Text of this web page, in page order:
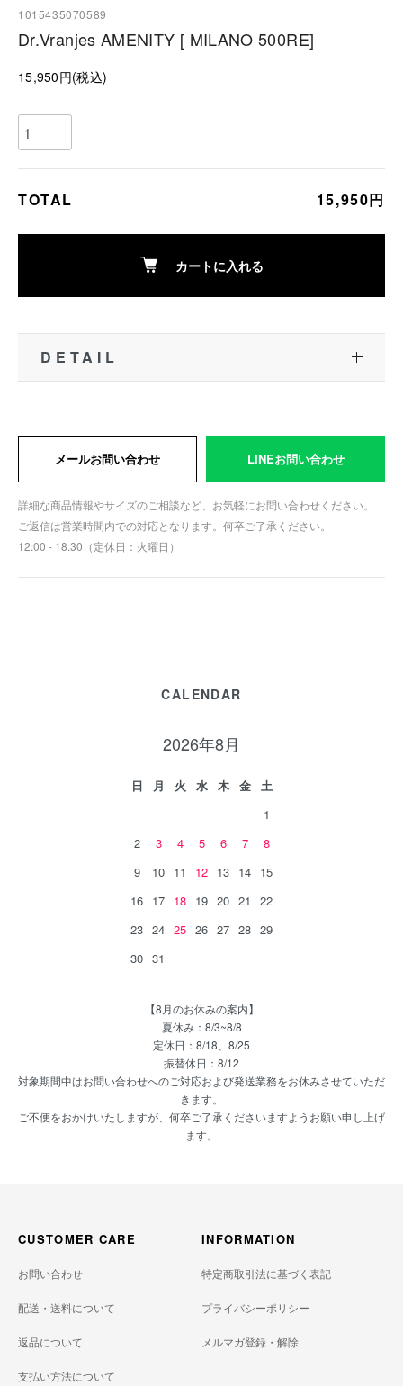
1015435070589
Dr.Vranjes AMENITY [ MILANO 500RE]
15,950円(税込)
TOTAL 15,950円
カートに入れる
DETAIL
メールお問い合わせ LINEお問い合わせ
詳細な商品情報やサイズのご相談など、お気軽にお問い合わせください。
ご返信は営業時間内での対応となります。何卒ご了承ください。
12:00 - 18:30（定休日：火曜日）
CALENDAR
2026年8月
日 月 火 水 木 金
土
1
2
3 4 5 6 7
8
9
10 11 12 13 14 15
16 17 18 19 20 21
22
23 24 25 26 27 28 29
30 31
【8月のお休みの案内】
夏休み：8/3~8/8
定休日：8/18、8/25
振替休日：8/12
対象期間中はお問い合わせへのご対応および発送業務をお休みさせていただ
きます。
ご不便をおかけいたしますが、何卒ご了承くださいますようお願い申し上げ
ます。
CUSTOMER CARE
お問い合わせ
配送・送料について
返品について
支払い方法について
INFORMATION
特定商取引法に基づく表記
プライバシーポリシー
メルマガ登録・解除